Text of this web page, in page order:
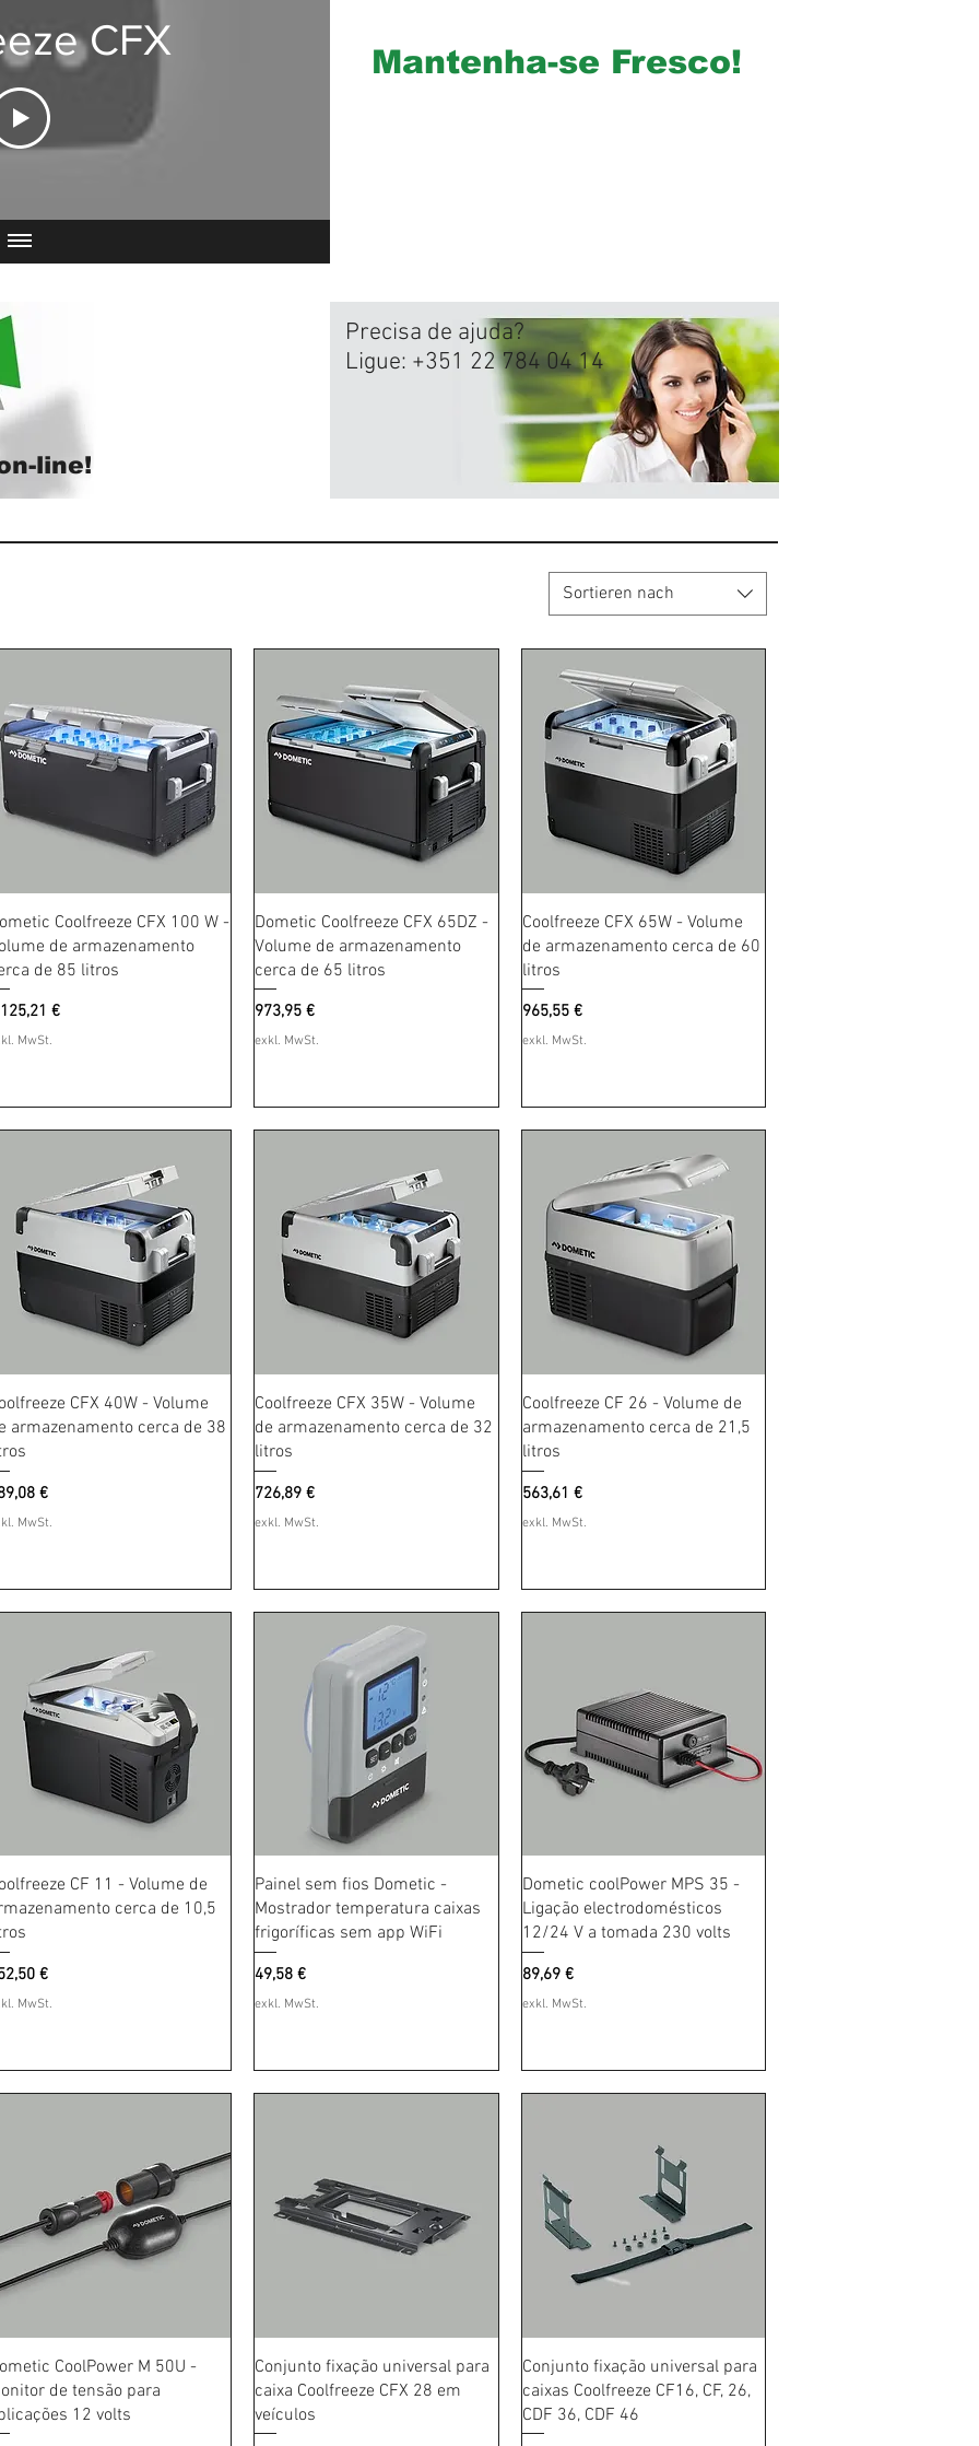
CFX
Mantenha-se Fresco!
line!
Precisa de ajuda?
Ligue: +351 22 784 04 14
Sortieren nach
Schnellansicht
Coolfreeze CFX 100 W -
de armazenamento
de 85 litros
€
MwSt.
Schnellansicht
Dometic Coolfreeze CFX 65DZ -
Volume de armazenamento
cerca de 65 litros
Preis
973,95 €
exkl. MwSt.
Schnellansicht
Coolfreeze CFX 65W - Volume
de armazenamento cerca de 60
litros
Preis
965,55 €
exkl. MwSt.
Schnellansicht
CFX 40W - Volume
armazenamento cerca de 38
€
MwSt.
Schnellansicht
Coolfreeze CFX 35W - Volume
de armazenamento cerca de 32
litros
Preis
726,89 €
exkl. MwSt.
Schnellansicht
Coolfreeze CF 26 - Volume de
armazenamento cerca de 21,5
litros
Preis
563,61 €
exkl. MwSt.
Schnellansicht
CF 11 - Volume de
cerca de 10,5
€
MwSt.
Schnellansicht
Painel sem fios Dometic -
Mostrador temperatura caixas
frigoríficas sem app WiFi
Preis
49,58 €
exkl. MwSt.
Schnellansicht
Dometic coolPower MPS 35 -
Ligação electrodomésticos
12/24 V a tomada 230 volts
Preis
89,69 €
exkl. MwSt.
Schnellansicht
CoolPower M 50U -
de tensão para
12 volts
Schnellansicht
Conjunto fixação universal para
caixa Coolfreeze CFX 28 em
veículos
Schnellansicht
Conjunto fixação universal para
caixas Coolfreeze CF16, CF, 26,
CDF 36, CDF 46